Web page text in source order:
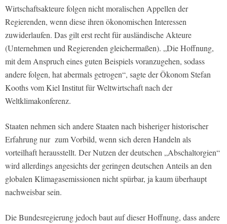
Wirtschaftsakteure folgen nicht moralischen Appellen der
Regierenden, wenn diese ihren ökonomischen Interessen
zuwiderlaufen. Das gilt erst recht für ausländische Akteure
(Unternehmen und Regierenden gleichermaßen). „Die Hoffnung,
mit dem Anspruch eines guten Beispiels voranzugehen, sodass
andere folgen, hat abermals getrogen“, sagte der Ökonom Stefan
Kooths vom Kiel Institut für Weltwirtschaft nach der
Weltklimakonferenz.
Staaten nehmen sich andere Staaten nach bisheriger historischer
Erfahrung nur zum Vorbild, wenn sich deren Handeln als
vorteilhaft herausstellt. Der Nutzen der deutschen „Abschaltorgien“
wird allerdings angesichts der geringen deutschen Anteils an den
globalen Klimagasemissionen nicht spürbar, ja kaum überhaupt
nachweisbar sein.
Die Bundesregierung jedoch baut auf dieser Hoffnung, dass andere